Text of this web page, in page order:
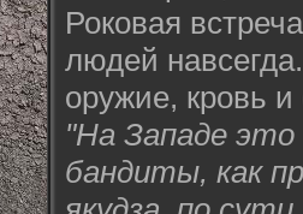
Роковая
людей
оружие, кровь и
"На Западе
бандиты, как